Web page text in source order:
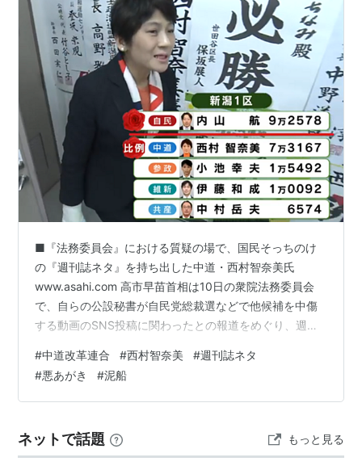
■『法務委員会』における質疑の場で、国民そっちのけ
の『週刊誌ネタ』を持ち出した中道・西村智奈美氏
www.asahi.com 高市早苗首相は10日の衆院法務委員会
で、自らの公設秘書が自民党総裁選などで他候補を中傷
する動画のSNS投稿に関わったとの報道をめぐり、週刊
音声について「秘書本人に確認させた」と述べた。 2026
年6月10日 この質疑は、本来『法務』について話し合い
をする『法務委員会』。 まったく関係のない週刊誌ネタ
前通告をうるさくいう連中がこれならいいのか？大変失
礼ですけ…
#中道改革連合 #西村智奈美 #週刊誌ネタ
#悪あがき #泥船
ネットで話題 もっと見る